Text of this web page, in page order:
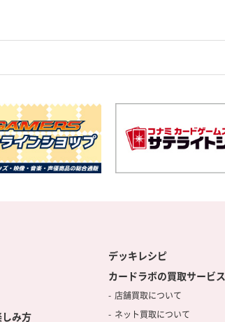
み方
デッキレシピ
カードラボの買取サービス
店舗買取について
ネット買取について